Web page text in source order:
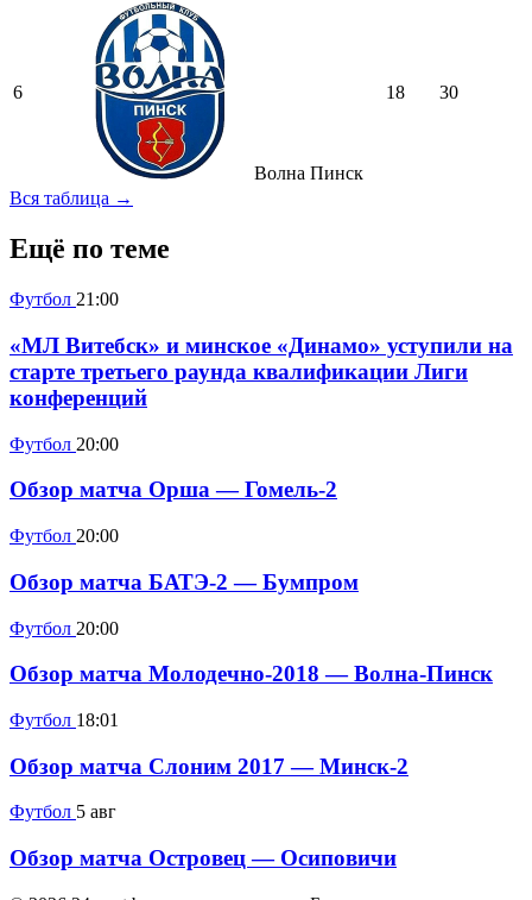
6
Волна Пинск
18 30
Вся таблица →
Ещё по теме
Футбол 21:00
«МЛ Витебск» и минское «Динамо» уступили на
старте третьего раунда квалификации Лиги
конференций
Футбол 20:00
Обзор матча Орша — Гомель-2
Футбол 20:00
Обзор матча БАТЭ-2 — Бумпром
Футбол 20:00
Обзор матча Молодечно-2018 — Волна-Пинск
Футбол 18:01
Обзор матча Слоним 2017 — Минск-2
Футбол 5 авг
Обзор матча Островец — Осиповичи